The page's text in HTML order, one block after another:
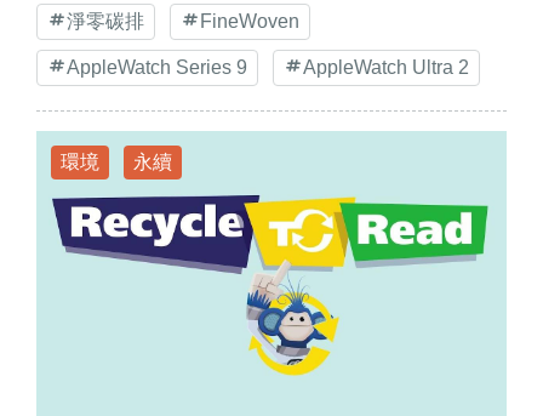
淨零碳排 FineWoven
AppleWatch Series 9 AppleWatch Ultra 2
環境 永續